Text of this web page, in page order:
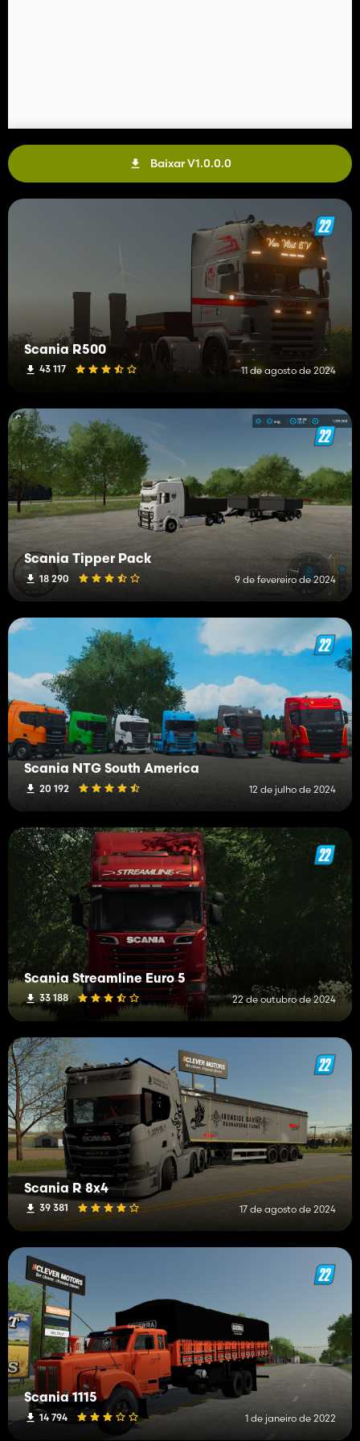
Baixar V1.0.0.0
Scania R500
43 117 11 de agosto de 2024
Scania Tipper Pack
18 290 9 de fevereiro de 2024
Scania NTG South America
20 192 12 de julho de 2024
Scania Streamline Euro 5
33 188 22 de outubro de 2024
Scania R 8x4
39 381 17 de agosto de 2024
Scania 1115
14 794 1 de janeiro de 2022